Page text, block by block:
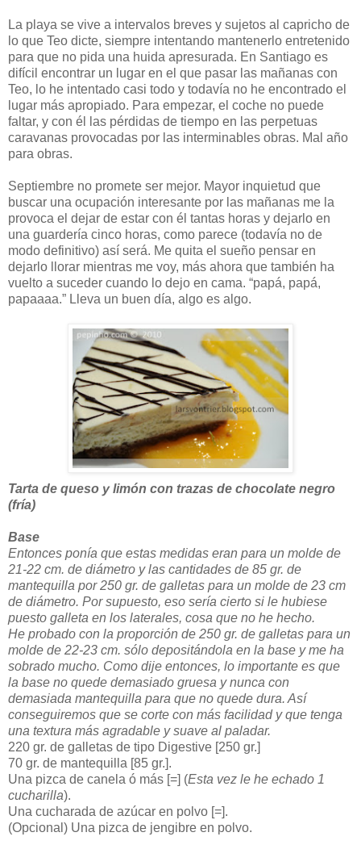
La playa se vive a intervalos breves y sujetos al capricho de
lo que Teo dicte, siempre intentando mantenerlo entretenido
para que no pida una huida apresurada. En Santiago es
difícil encontrar un lugar en el que pasar las mañanas con
Teo, lo he intentado casi todo y todavía no he encontrado el
lugar más apropiado. Para empezar, el coche no puede
faltar, y con él las pérdidas de tiempo en las perpetuas
caravanas provocadas por las interminables obras. Mal año
para obras.
Septiembre no promete ser mejor. Mayor inquietud que
buscar una ocupación interesante por las mañanas me la
provoca el dejar de estar con él tantas horas y dejarlo en
una guardería cinco horas, como parece (todavía no de
modo definitivo) así será. Me quita el sueño pensar en
dejarlo llorar mientras me voy, más ahora que también ha
vuelto a suceder cuando lo dejo en cama. “papá, papá,
papaaaa.” Lleva un buen día, algo es algo.
Tarta de queso y limón con trazas de chocolate negro
(fría)
Base
Entonces ponía que estas medidas eran para un molde de
21-22 cm. de diámetro y las cantidades de 85 gr. de
mantequilla por 250 gr. de galletas para un molde de 23 cm
de diámetro. Por supuesto, eso sería cierto si le hubiese
puesto galleta en los laterales, cosa que no he hecho.
He probado con la proporción de 250 gr. de galletas para un
molde de 22-23 cm. sólo depositándola en la base y me ha
sobrado mucho. Como dije entonces, lo importante es que
la base no quede demasiado gruesa y nunca con
demasiada mantequilla para que no quede dura. Así
conseguiremos que se corte con más facilidad y que tenga
una textura más agradable y suave al paladar.
220 gr. de galletas de tipo Digestive [250 gr.]
70 gr. de mantequilla [85 gr.].
Una pizca de canela ó más [=] (Esta vez le he echado 1
cucharilla).
Una cucharada de azúcar en polvo [=].
(Opcional) Una pizca de jengibre en polvo.